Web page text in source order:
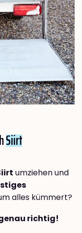
Siirt
umziehen und
alles kümmert?
richtig!